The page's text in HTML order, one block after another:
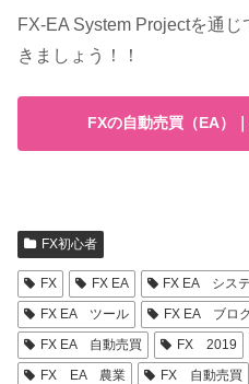
FX-EA System Projectを通
きましょう！！
FXの自動売買（EA）
FX初心者
FX FX EA FX EA シス
FX EA ツール
FX EA ブロ
FX EA 自動売買
FX 2019
FX EA 農業
FX 自動売買